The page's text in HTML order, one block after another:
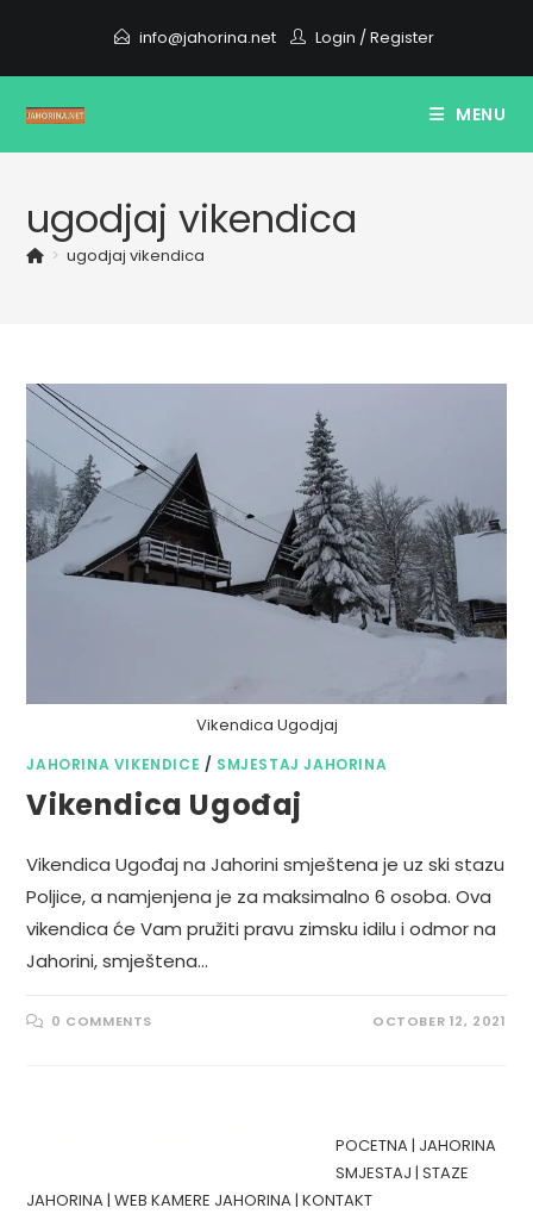
content
info@jahorina.net Login /Register
MENU
ugodjaj vikendica
> ugodjaj vikendica
Vikendica Ugodjaj
JAHORINA VIKENDICE / SMJESTAJ JAHORINA
Vikendica Ugođaj
Vikendica Ugođaj na Jahorini smještena je uz ski stazu
Poljice, a namjenjena je za maksimalno 6 osoba. Ova
vikendica će Vam pružiti pravu zimsku idilu i odmor na
Jahorini, smještena…
0 COMMENTS OCTOBER 12, 2021
POCETNA | JAHORINA
SMJESTAJ |STAZE
JAHORINA |WEB KAMERE JAHORINA |KONTAKT